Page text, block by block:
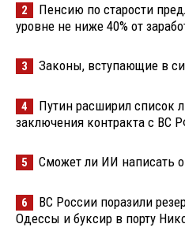
2
Пенсию по старости
уровне не ниже 40% от
3 Законы, вступающие в
4
Путин расширил список
заключения контракта с ВС
5 Сможет ли ИИ написать
6
ВС России поразили
Одессы и буксир в порту